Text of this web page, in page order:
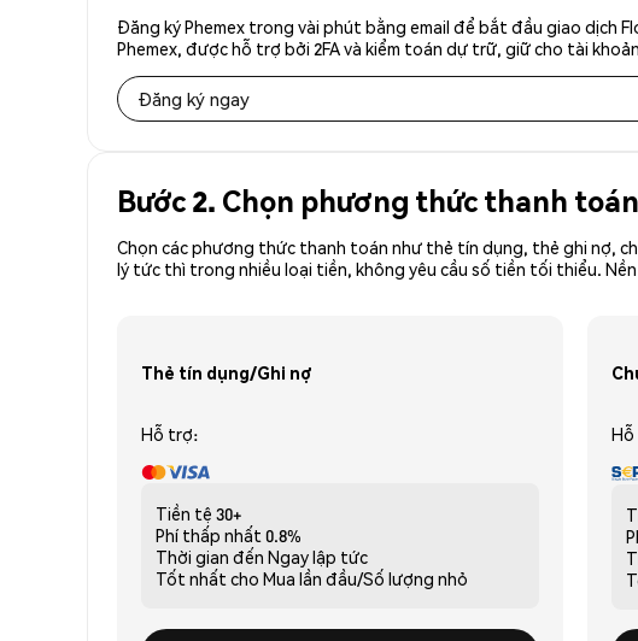
Đăng ký Phemex trong vài phút bằng email để bắt đầu giao dịch
Phemex, được hỗ trợ bởi 2FA và kiểm toán dự trữ, giữ cho tài
Đăng ký ngay
Bước 2. Chọn phương thức thanh toán
Chọn các phương thức thanh toán như thẻ tín dụng, thẻ ghi nợ,
lý tức thì trong nhiều loại tiền, không yêu cầu số tiền tối thiểu.
Thẻ tín dụng/Ghi nợ
Hỗ trợ:
Tiền tệ 30+
Phí thấp nhất 0.8%
Thời gian đến Ngay lập tức
Tốt nhất cho Mua lần đầu/Số lượng nhỏ